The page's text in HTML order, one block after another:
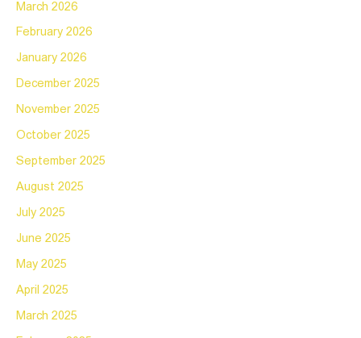
March 2026
February 2026
January 2026
December 2025
November 2025
October 2025
September 2025
August 2025
July 2025
June 2025
May 2025
April 2025
March 2025